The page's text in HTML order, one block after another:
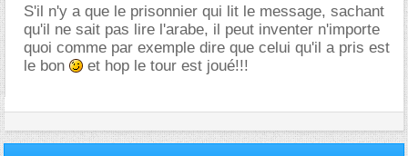
S'il n'y a que le prisonnier qui lit le message, sachant
qu'il ne sait pas lire l'arabe, il peut inventer n'importe
quoi comme par exemple dire que celui qu'il a pris est
le bon
et hop le tour est joué!!!